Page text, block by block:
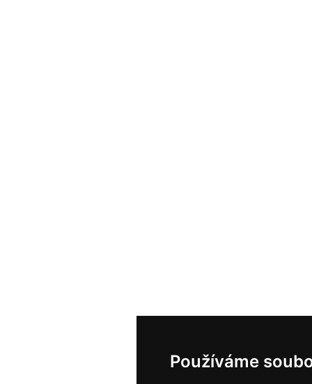
Používáme